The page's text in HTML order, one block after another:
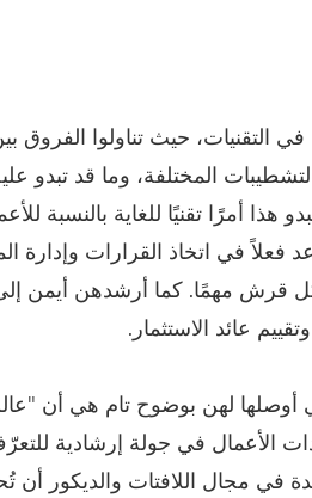
التقنيات، حيث تناولوا الفروق
المختلفة، وما قد تبدو
هذا أمرًا تقنيًا للغاية بالنسبة
فعلاً في اتخاذ القرارات وإدارة
قرش مهمًا. كما أرشدهن أيمن إلى
عائد الاستثمار.
أوصلها لهن بوضوح تام هي أن
الأعمال في جولة إرشادية
في مجال اللافتات والديكور